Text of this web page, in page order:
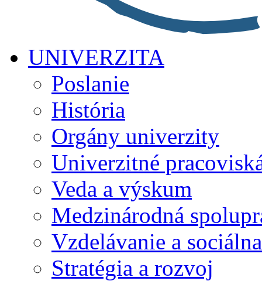
UNIVERZITA
Poslanie
História
Orgány univerzity
Univerzitné
Veda a výskum
Medzinárodná
Vzdelávanie a
Stratégia a rozvoj